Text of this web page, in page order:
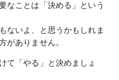
なことは「決める」という
ないよ、と思うかもしれま
がありません。
て「やる」と決めましょ